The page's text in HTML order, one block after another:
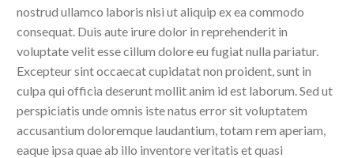
nostrud ullamco laboris nisi ut aliquip ex ea commodo
consequat. Duis aute irure dolor in reprehenderit in
voluptate velit esse cillum dolore eu fugiat nulla pariatur.
Excepteur sint occaecat cupidatat non proident, sunt in
culpa qui officia deserunt mollit anim id est laborum. Sed ut
perspiciatis unde omnis iste natus error sit voluptatem
accusantium doloremque laudantium, totam rem aperiam,
eaque ipsa quae ab illo inventore veritatis et quasi